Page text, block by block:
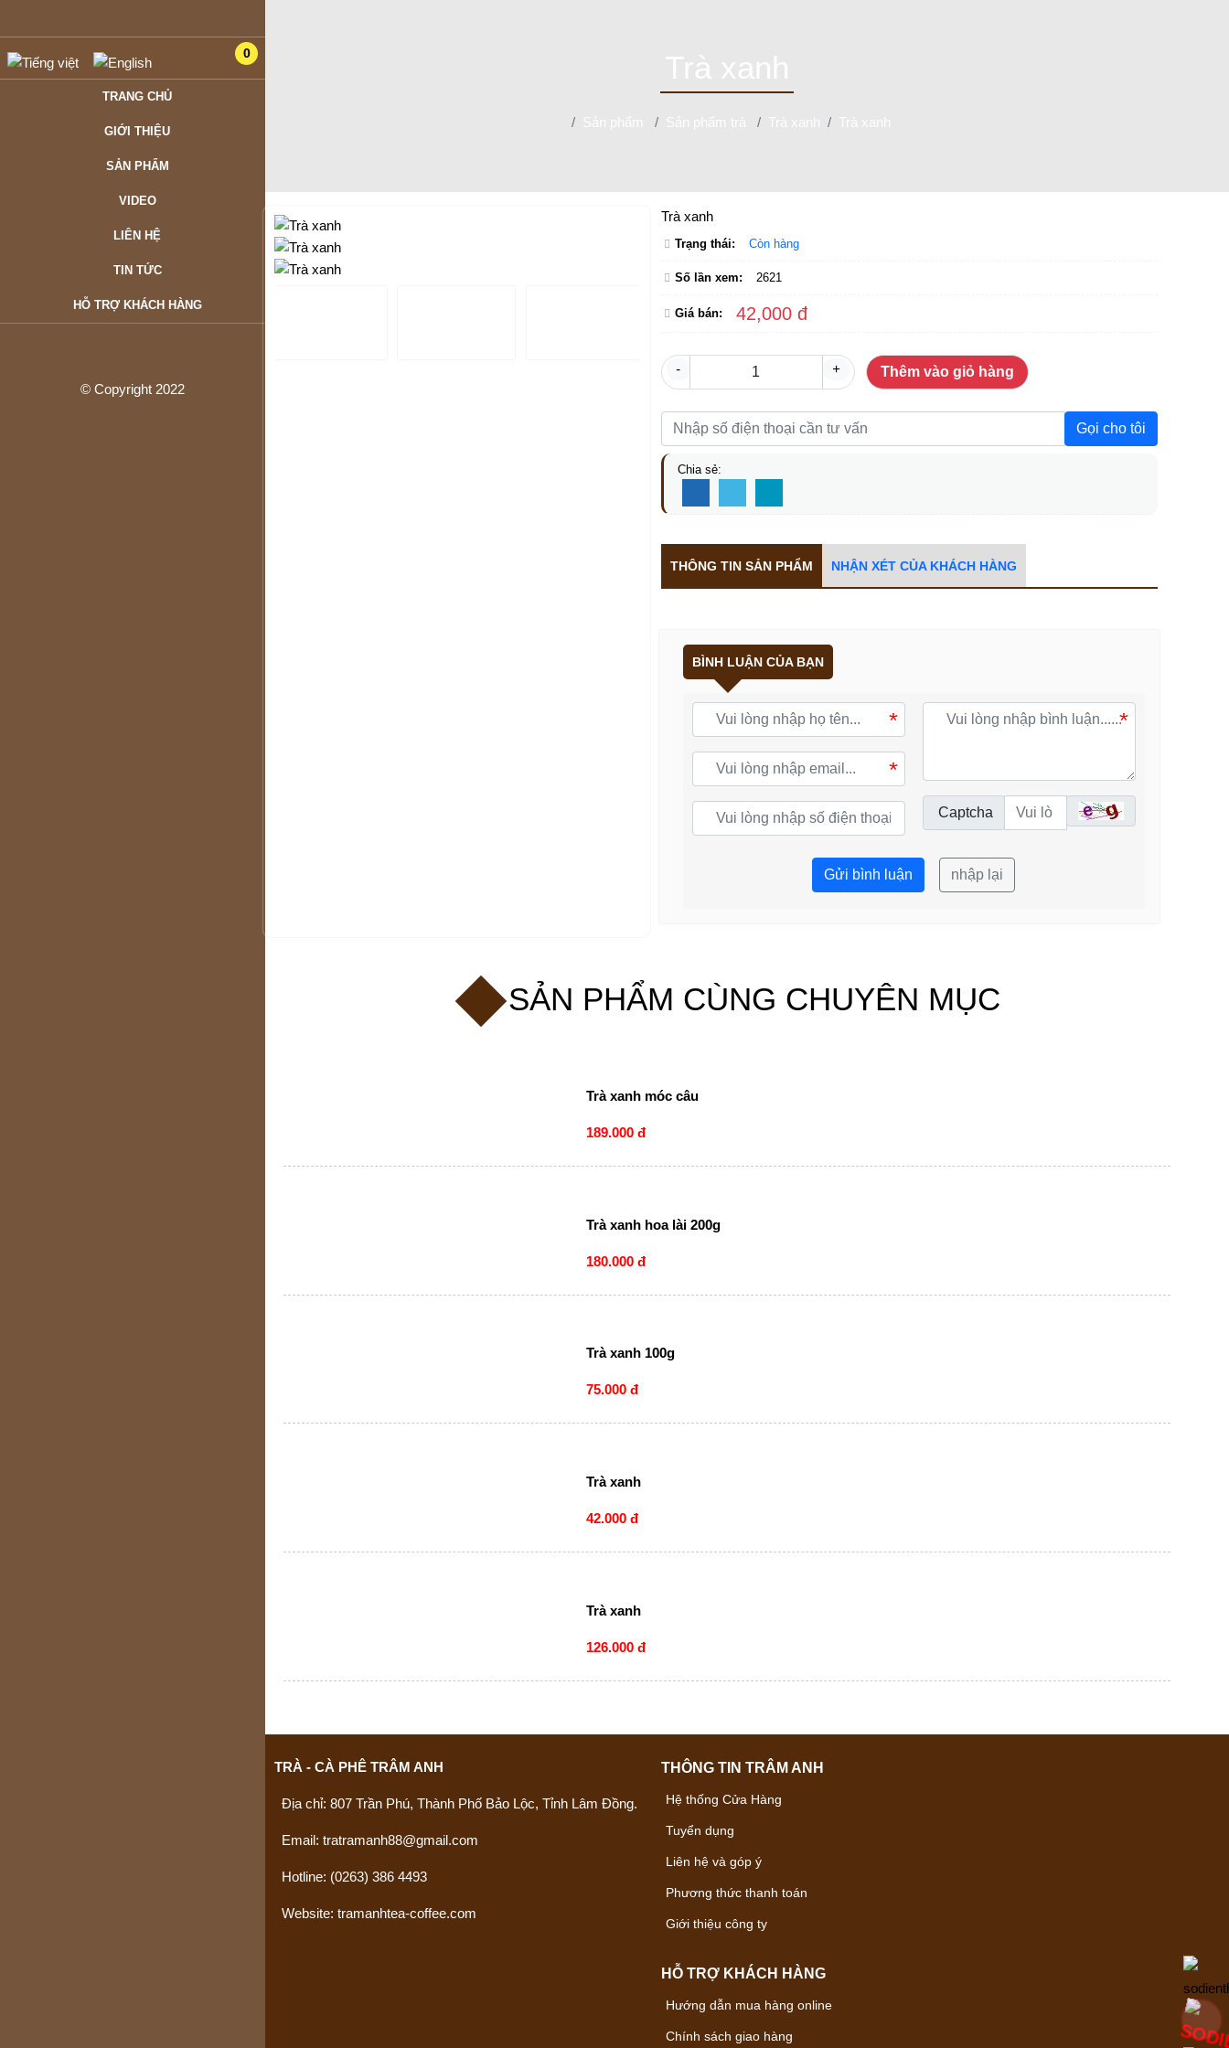
0
TRANG CHỦ
GIỚI THIỆU
SẢN PHẨM
VIDEO
LIÊN HỆ
TIN TỨC
HỖ TRỢ KHÁCH HÀNG
© Copyright 2022
Trà xanh
Trạng thái: Còn hàng
Số lần xem: 2621
Giá bán: 42,000 đ
- + Thêm vào giỏ hàng
Gọi cho tôi
Chia sẻ:
THÔNG TIN SẢN PHẨM NHẬN XÉT CỦA KHÁCH HÀNG
BÌNH LUẬN CỦA BẠN
*
*
*
Captcha
Gửi bình luận nhập lại
SẢN PHẨM CÙNG CHUYÊN MỤC
Trà xanh móc câu
189.000 đ
Trà xanh hoa lài 200g
180.000 đ
Trà xanh 100g
75.000 đ
Trà xanh
42.000 đ
Trà xanh
126.000 đ
TRÀ - CÀ PHÊ TRÂM ANH
Địa chỉ: 807 Trần Phú, Thành Phố Bảo Lộc, Tỉnh Lâm Đồng.
Email: tratramanh88@gmail.com
Hotline: (0263) 386 4493
Website: tramanhtea-coffee.com
THÔNG TIN TRÂM ANH
Hệ thống Cửa Hàng
Tuyển dụng
Liên hệ và góp ý
Phương thức thanh toán
Giới thiệu công ty
HỖ TRỢ KHÁCH HÀNG
Hướng dẫn mua hàng online
Chính sách giao hàng